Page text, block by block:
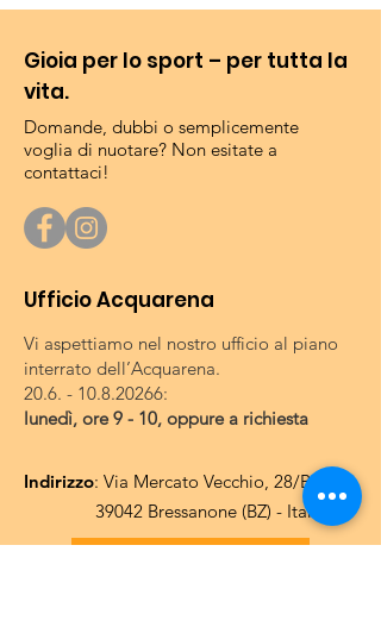
Gioia per lo sport – per tutta la
vita.
Domande, dubbi o semplicemente
voglia di nuotare? Non esitate a
contattaci!
Ufficio Acquarena
Vi aspettiamo nel nostro ufficio al piano
interrato dell’Acquarena.
20.6. - 10.8.20266:
lunedì, ore 9 - 10, oppure a richiesta
Indirizzo: Via Mercato Vecchio, 28/B
39042 Bressanone (BZ) - Italia